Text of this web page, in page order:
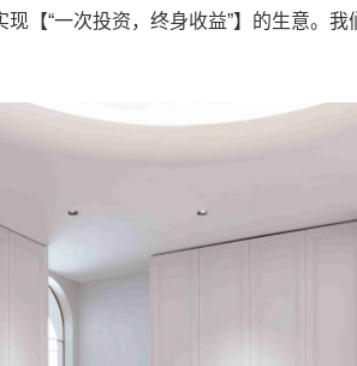
【“一次投资，终身收益”】的生意。